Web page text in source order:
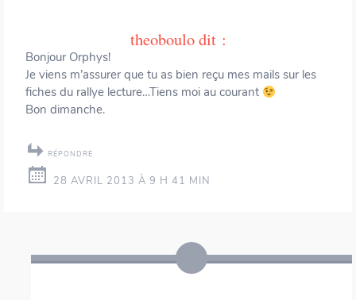
theoboulodit :
Bonjour Orphys!
Je viens m’assurer que tu as bien reçu mes mails sur les
fiches du rallye lecture…Tiens moi au courant
Bon dimanche.
RÉPONDRE
28 AVRIL 2013 À 9 H 41 MIN